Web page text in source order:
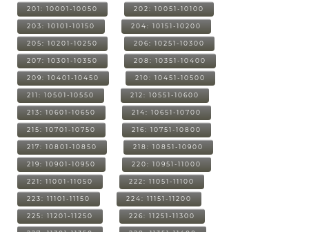
201: 10001-10050 202: 10051-10100
203: 10101-10150 204: 10151-10200
205: 10201-10250 206: 10251-10300
207: 10301-10350 208: 10351-10400
209: 10401-10450 210: 10451-10500
211: 10501-10550 212: 10551-10600
213: 10601-10650 214: 10651-10700
215: 10701-10750 216: 10751-10800
217: 10801-10850 218: 10851-10900
219: 10901-10950 220: 10951-11000
221: 11001-11050 222: 11051-11100
223: 11101-11150 224: 11151-11200
225: 11201-11250 226: 11251-11300